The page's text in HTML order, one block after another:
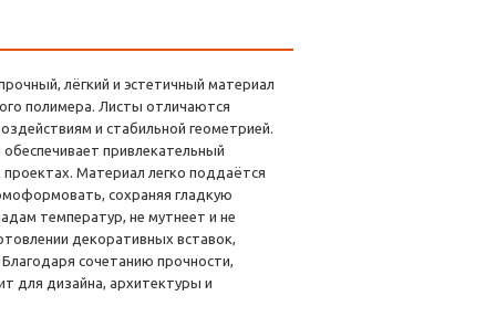
лёгкий и эстетичный материал
полимера. Листы отличаются
и стабильной геометрией.
привлекательный
Материал легко поддаётся
сохраняя гладкую
температур, не мутнеет и не
декоративных вставок,
сочетанию прочности,
для дизайна, архитектуры и